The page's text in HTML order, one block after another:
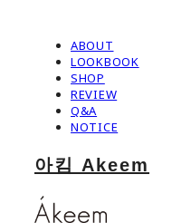
ABOUT
LOOKBOOK
SHOP
REVIEW
Q&A
NOTICE
아킴 Akeem